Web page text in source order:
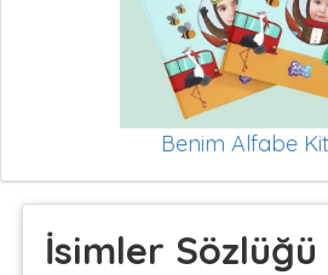
Benim Alfabe
İsimler Sözlüğü